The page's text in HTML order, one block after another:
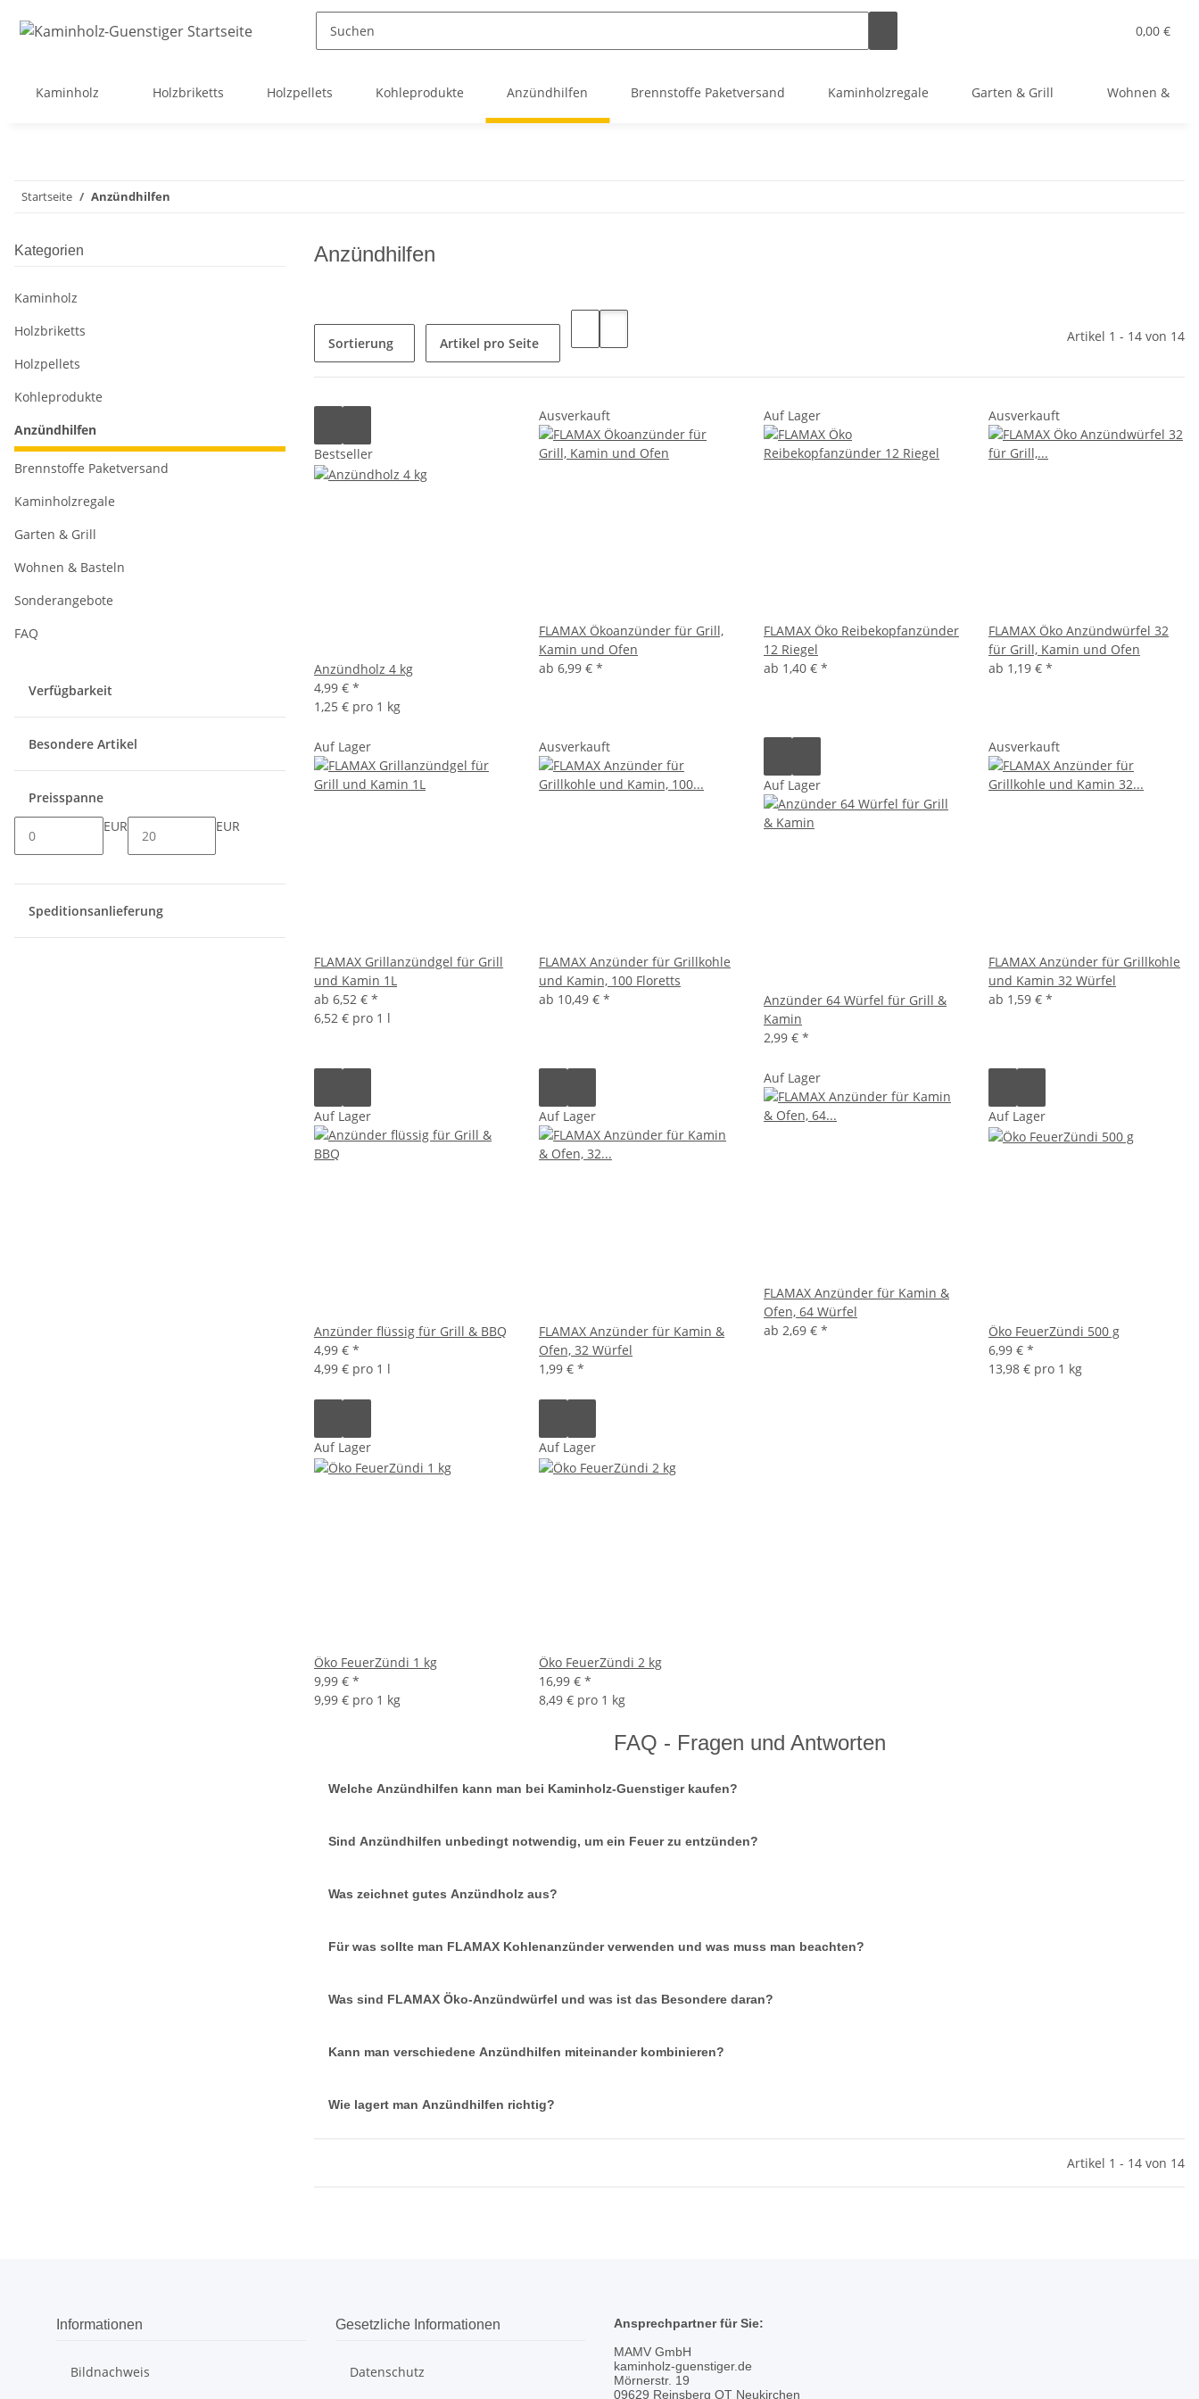
0,00 €
Kaminholz Holzbriketts Holzpellets Kohleprodukte Anzündhilfen Brennstoffe Paketversand Kaminholzregale Garten & Grill Wohnen &
Startseite Anzündhilfen
Anzündhilfen
Sortierung Artikel pro Seite Artikel 1 - 14 von 14
Bestseller
Anzündholz 4 kg
4,99 € *
1,25 € pro 1 kg
Ausverkauft
FLAMAX Ökoanzünder für Grill,
Kamin und Ofen
ab 6,99 € *
Auf Lager
FLAMAX Öko Reibekopfanzünder
12 Riegel
ab 1,40 € *
Ausverkauft
FLAMAX Öko Anzündwürfel 32
für Grill, Kamin und Ofen
ab 1,19 € *
Auf Lager
FLAMAX Grillanzündgel für Grill
und Kamin 1L
ab 6,52 € *
6,52 € pro 1 l
Ausverkauft
FLAMAX Anzünder für Grillkohle
und Kamin, 100 Floretts
ab 10,49 € *
Auf Lager
Anzünder 64 Würfel für Grill &
Kamin
2,99 € *
Ausverkauft
FLAMAX Anzünder für Grillkohle
und Kamin 32 Würfel
ab 1,59 € *
Auf Lager
Anzünder flüssig für Grill & BBQ
4,99 € *
4,99 € pro 1 l
Auf Lager
FLAMAX Anzünder für Kamin &
Ofen, 32 Würfel
1,99 € *
Auf Lager
FLAMAX Anzünder für Kamin &
Ofen, 64 Würfel
ab 2,69 € *
Auf Lager
Öko FeuerZündi 500 g
6,99 € *
13,98 € pro 1 kg
Auf Lager
Öko FeuerZündi 1 kg
9,99 € *
9,99 € pro 1 kg
Auf Lager
Öko FeuerZündi 2 kg
16,99 € *
8,49 € pro 1 kg
FAQ - Fragen und Antworten
Welche Anzündhilfen kann man bei Kaminholz-Guenstiger kaufen?
Sind Anzündhilfen unbedingt notwendig, um ein Feuer zu entzünden?
Was zeichnet gutes Anzündholz aus?
Für was sollte man FLAMAX Kohlenanzünder verwenden und was muss man beachten?
Was sind FLAMAX Öko-Anzündwürfel und was ist das Besondere daran?
Kann man verschiedene Anzündhilfen miteinander kombinieren?
Wie lagert man Anzündhilfen richtig?
Artikel 1 - 14 von 14
Kategorien
Kaminholz
Holzbriketts
Holzpellets
Kohleprodukte
Anzündhilfen
Brennstoffe Paketversand
Kaminholzregale
Garten & Grill
Wohnen & Basteln
Sonderangebote
FAQ
Verfügbarkeit
Besondere Artikel
Preisspanne
EUR
EUR
Speditionsanlieferung
Informationen
Bildnachweis
Gesetzliche Informationen
Datenschutz
Ansprechpartner für Sie:
MAMV GmbH
kaminholz-guenstiger.de
Mörnerstr. 19
09629 Reinsberg OT Neukirchen